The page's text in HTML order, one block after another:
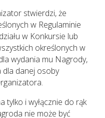
stwierdzi, że
w Regulaminie
w Konkursie lub
określonych w
wydania mu Nagrody,
danej osoby
tylko i wyłącznie do rąk
nie może być